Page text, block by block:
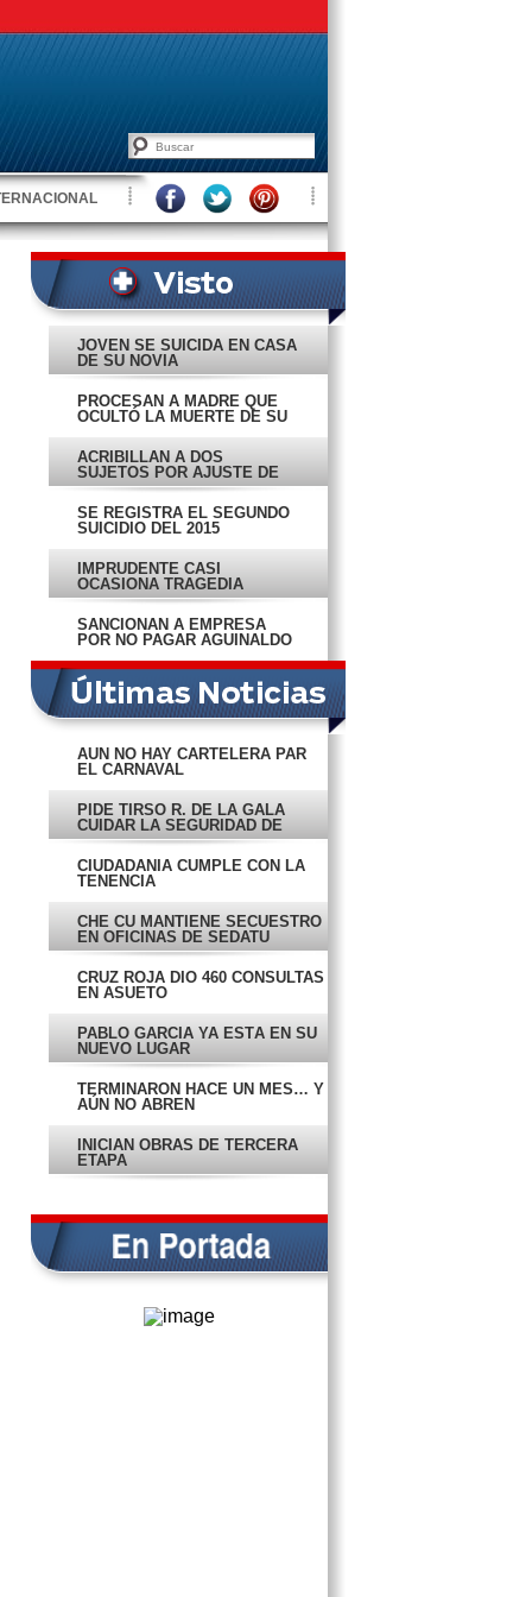
JOVEN SE SUICIDA EN CASA
DE SU NOVIA
PROCESAN A MADRE QUE
OCULTÓ LA MUERTE DE SU
ACRIBILLAN A DOS
SUJETOS POR AJUSTE DE
CUENTAS
SE REGISTRA EL SEGUNDO
SUICIDIO DEL 2015
IMPRUDENTE CASI
OCASIONA TRAGEDIA
SANCIONAN A EMPRESA
POR NO PAGAR AGUINALDO
AÚN NO HAY CARTELERA PAR
EL CARNAVAL
PIDE TIRSO R. DE LA GALA
CUIDAR LA SEGURIDAD DE
CAMPECHE
CIUDADANÍA CUMPLE CON LA
TENENCIA
CHE CU MANTIENE SECUESTRO
EN OFICINAS DE SEDATU
CRUZ ROJA DIO 460 CONSULTAS
EN ASUETO
PABLO GARCÍA YA ESTÁ EN SU
NUEVO LUGAR
TERMINARON HACE UN MES… Y
AÚN NO ABREN
INICIAN OBRAS DE TERCERA
ETAPA
EN SAMULÁ
RECIBE DISPARO POR NEGARSE
A SER ASALTADO
MUJER EMBARAZADA FINGIÓ
SECUESTRO PARA ROBAR 45